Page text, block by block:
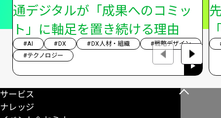
通デジタルが「成果へのコミッ
ト」に軸足を置き続ける理由
#AI #DX #DX人材・組織
#戦略デザイン
#テクノロジー
こ
サービス
ナレッジ